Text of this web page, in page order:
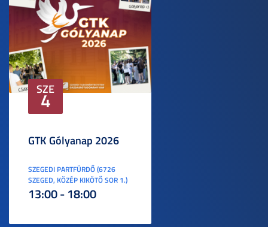
SZE
4
GTK Gólyanap 2026
SZEGEDI PARTFÜRDŐ (6726
SZEGED, KÖZÉP KIKÖTŐ SOR 1.)
13:00 - 18:00